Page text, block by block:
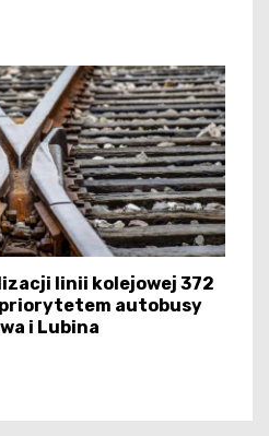
linii kolejowej 372
priorytetem autobusy
i Lubina